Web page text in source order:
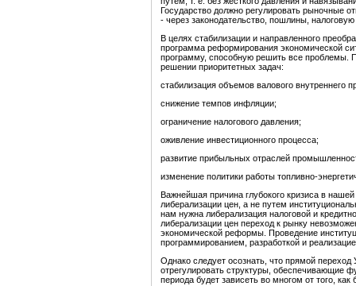
Государство должно регулировать рыночные
- через законодательство, пошлины, налоговую
В целях стабилизации и направленного
программа реформирования экономической
программу, способную решить все проблемы.
решении приоритетных задач:
стабилизация объемов валового внутреннего
снижение темпов инфляции;
ограничение налогового давления;
оживление инвестиционного процесса;
развитие прибыльных отраслей
изменение политики работы топливно-
Важнейшая причина глубокого кризиса в
либерализации цен, а не путем
нам нужна либерализация налоговой и
либерализации цен переход к рынку
экономической реформы. Проведение
программированием, разработкой и
Однако следует осознать, что прямой
отрегулировать структуры, обеспечивающие
периода будет зависеть во многом от того,